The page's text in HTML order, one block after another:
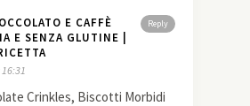
Reply
E CAFFÈ
E SENZA GLUTINE |
Crinkles, Biscotti Morbidi